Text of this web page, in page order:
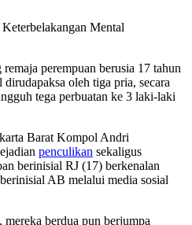
remaja perempuan berusia 17 tahun
oleh tiga pria, secara
tega perbuatan ke 3 laki-laki
Barat Kompol Andri
penculikan sekaligus
berinisial RJ (17) berkenalan
AB melalui media sosial
berdua pun berjumpa